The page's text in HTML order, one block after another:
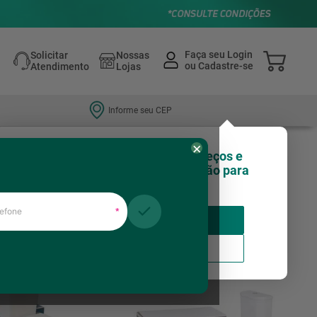
Solicitar
Atendimento
Nossas
Lojas
Informe seu CEP
Olá, você sabia que nossos preços e
estoques podem variar de região para
Insira seu CEP
×
* Relevância